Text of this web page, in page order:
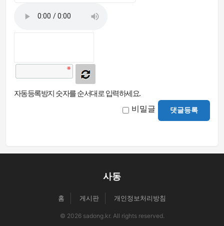
자동등록방지 숫자를 순서대로 입력하세요.
비밀글 댓글등록
사동
홈 게시판 개인정보처리방침
© 2026 sadong.kr. All rights reserved.